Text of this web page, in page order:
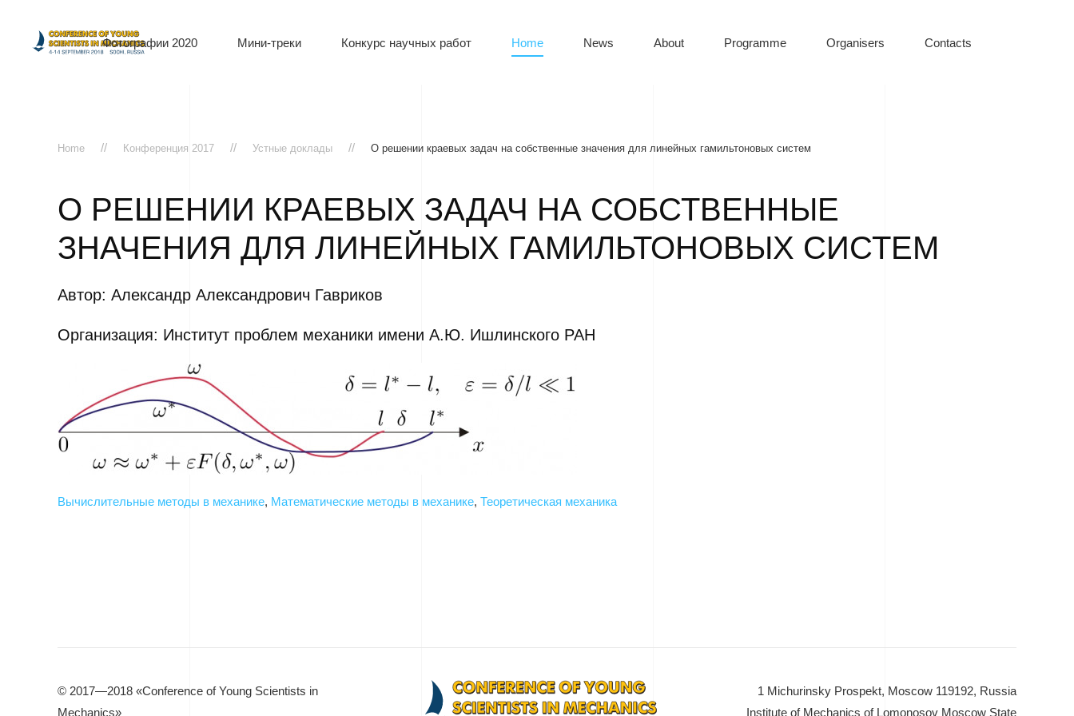
Фотографии 2020 Мини-треки Конкурс научных работ Home News About Programme Organisers Contacts
Home Конференция 2017 Устные доклады О решении краевых задач на собственные значения для линейных гамильтоновых систем
О РЕШЕНИИ КРАЕВЫХ ЗАДАЧ НА СОБСТВЕННЫЕ
ЗНАЧЕНИЯ ДЛЯ ЛИНЕЙНЫХ ГАМИЛЬТОНОВЫХ СИСТЕМ
Автор: Александр Александрович Гавриков
Организация: Институт проблем механики имени А.Ю. Ишлинского РАН
Вычислительные методы в механике, Математические методы в механике, Теоретическая механика
© 2017—2018 «Conference of Young Scientists in
Mechanics»
1 Michurinsky Prospekt, Moscow 119192, Russia
Institute of Mechanics of Lomonosov Moscow State